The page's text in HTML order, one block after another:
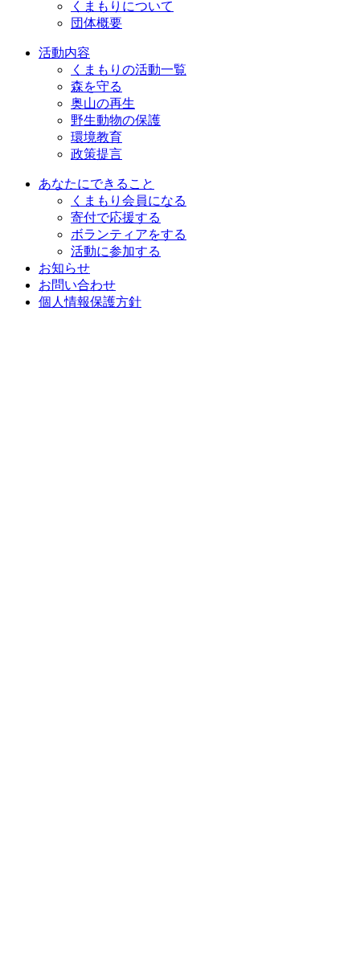
くまもりについて
団体概要
活動内容
くまもりの活動一覧
森を守る
奥山の再生
野生動物の保護
環境教育
政策提言
あなたにできること
くまもり会員になる
寄付で応援する
ボランティアをする
活動に参加する
お知らせ
お問い合わせ
個人情報保護方針